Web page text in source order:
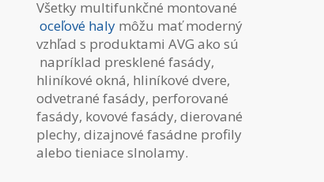
Všetky multifunkčné montované
oceľové haly môžu mať moderný
vzhľad s produktami AVG ako sú
napríklad presklené fasády,
hliníkové okná, hliníkové dvere,
odvetrané fasády, perforované
fasády, kovové fasády, dierované
plechy, dizajnové fasádne profily
alebo tieniace slnolamy.